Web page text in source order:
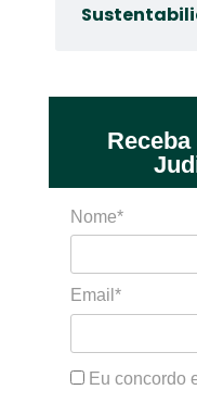
Nome*
Email*
Eu concordo